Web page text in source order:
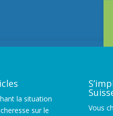
la situation
sur le
Vous